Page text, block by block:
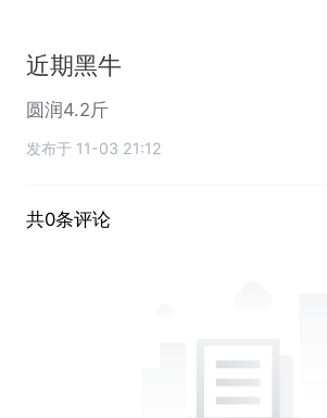
近期黑牛
圆润4.2斤
发布于 11-03 21:12
共0条评论